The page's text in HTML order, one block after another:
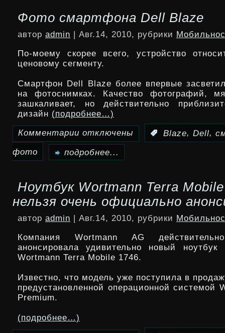
LG
GT350
в
оператора
Rogers
Фото смартфона Dell Blaze
автор admin | Авг.14, 2010, рубрики
По-моему скорее всего, устройство
ценовому сегменту.
Смартфон Dell Blaze более впервые
на фотоснимках. Качество фотографий,
зашкаливает, но действительно
дизайн (подробнее…)
Комментарии
записи
смартфона
Dell
Blaze
отключены Blaze, Dell,
фото
подробнее...
Ноутбук Wortmann Terra
нельзя очень официально
автор admin | Авг.14, 2010, рубрики
Компания Wortmann AG
анонсировала удивительно новый ноутбук
Wortmann Terra Mobile 1746.
Известно, что модель уже поступила в
предустановленной операционной системой
Premium.
(подробнее…)